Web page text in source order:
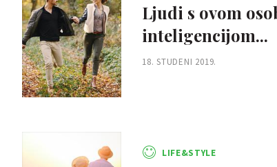
Ljudi s ovom
inteligencijom...
18. STUDENI 2019.
LIFE&STYLE